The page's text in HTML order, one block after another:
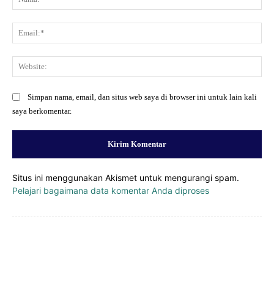
Simpan nama, email, dan situs web saya di browser ini untuk lain kali
saya berkomentar.
Situs ini menggunakan Akismet untuk mengurangi spam.
Pelajari bagaimana data komentar Anda diproses